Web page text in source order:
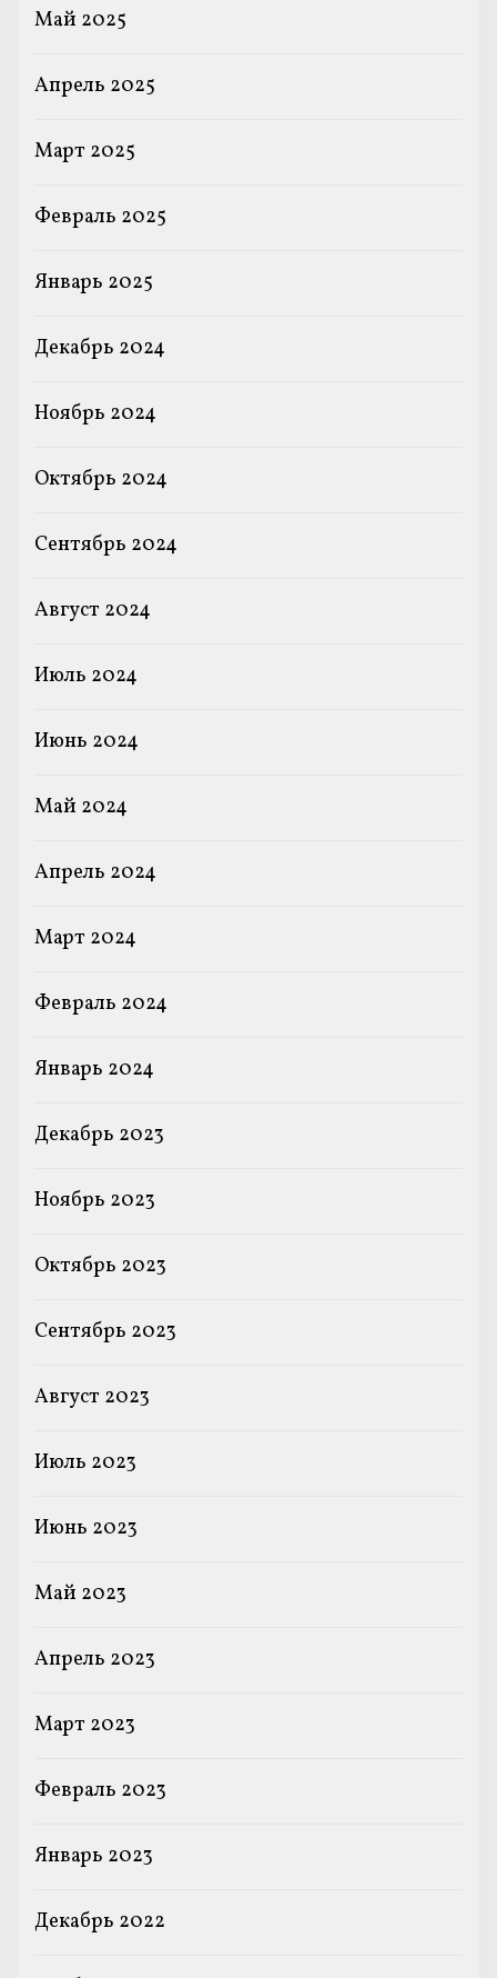
Май 2025
Апрель 2025
Март 2025
Февраль 2025
Январь 2025
Декабрь 2024
Ноябрь 2024
Октябрь 2024
Сентябрь 2024
Август 2024
Июль 2024
Июнь 2024
Май 2024
Апрель 2024
Март 2024
Февраль 2024
Январь 2024
Декабрь 2023
Ноябрь 2023
Октябрь 2023
Сентябрь 2023
Август 2023
Июль 2023
Июнь 2023
Май 2023
Апрель 2023
Март 2023
Февраль 2023
Январь 2023
Декабрь 2022